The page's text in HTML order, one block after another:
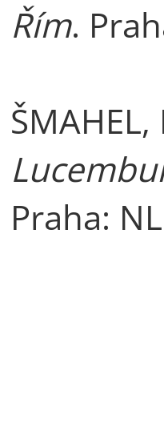
Řím.
Praha: